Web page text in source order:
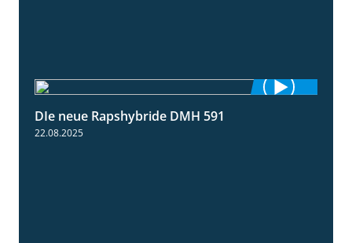
DIe neue Rapshybride DMH 591
22.08.2025